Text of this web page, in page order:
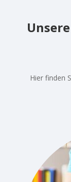
Hier finden